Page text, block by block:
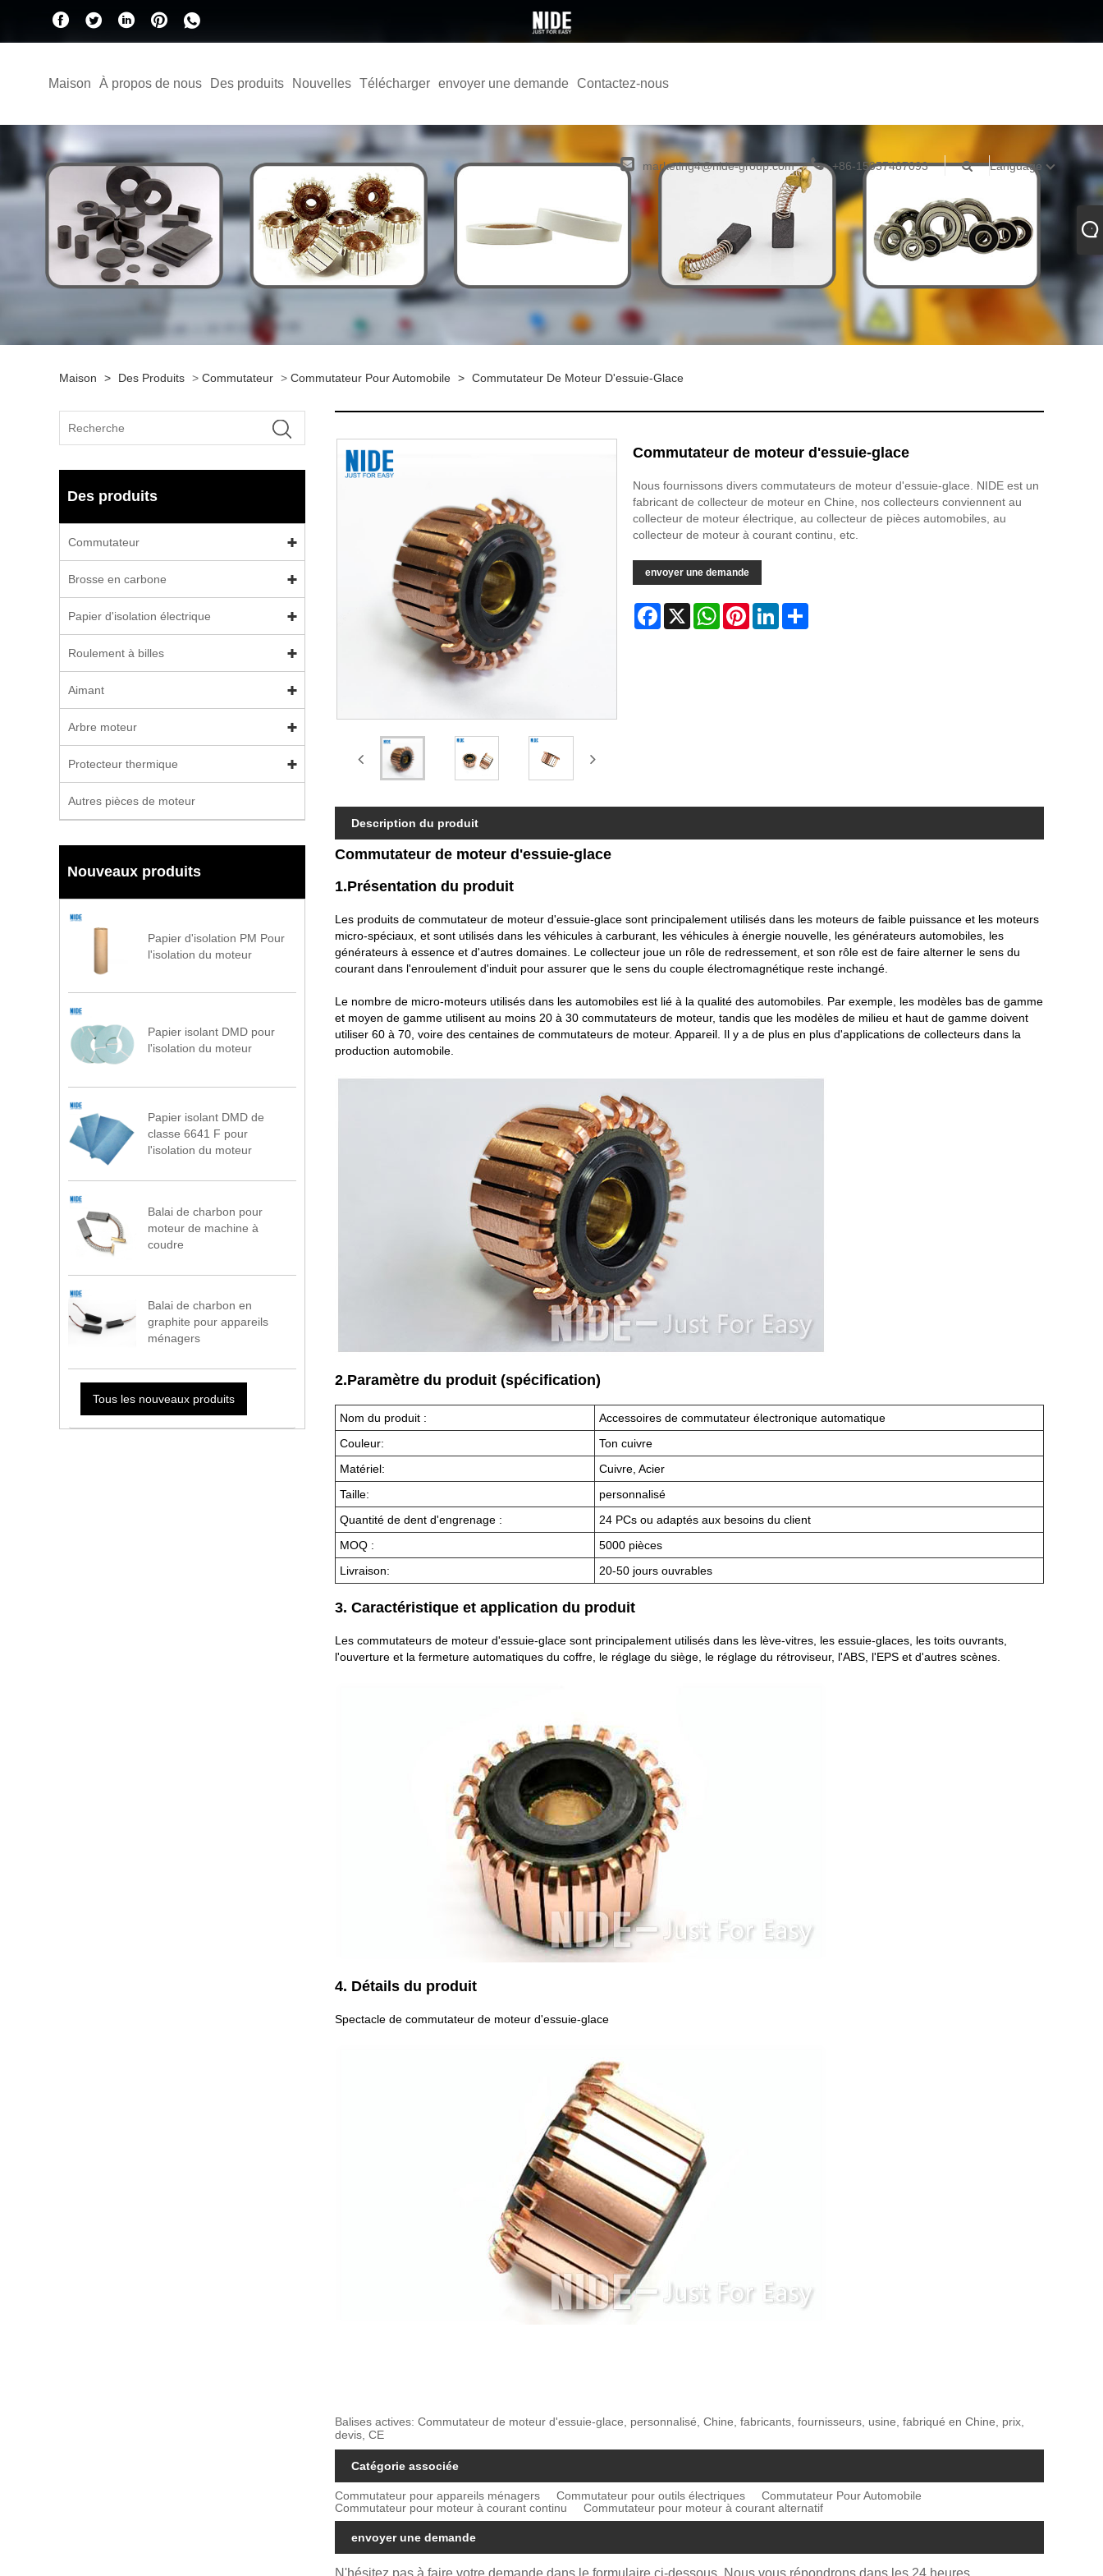
Maison À propos de nous Des produits Nouvelles Télécharger envoyer une demande Contactez-nous
marketing4@nide-group.com +86-15057487093 Language
Maison > Des Produits > Commutateur > Commutateur Pour Automobile > Commutateur De Moteur D'essuie-Glace
Des produits
Commutateur
Brosse en carbone
Papier d'isolation électrique
Roulement à billes
Aimant
Arbre moteur
Protecteur thermique
Autres pièces de moteur
Nouveaux produits
Papier d'isolation PM Pour
l'isolation du moteur
Papier isolant DMD pour
l'isolation du moteur
Papier isolant DMD de
classe 6641 F pour
l'isolation du moteur
Balai de charbon pour
moteur de machine à
coudre
Balai de charbon en
graphite pour appareils
ménagers
Tous les nouveaux produits
Commutateur de moteur d'essuie-glace
Nous fournissons divers commutateurs de moteur d'essuie-glace. NIDE est un
fabricant de collecteur de moteur en Chine, nos collecteurs conviennent au
collecteur de moteur électrique, au collecteur de pièces automobiles, au
collecteur de moteur à courant continu, etc.
envoyer une demande
Facebook
X WhatsAppPinterestLinkedInShare
Description du produit
Commutateur de moteur d'essuie-glace
1.Présentation du produit
Les produits de commutateur de moteur d'essuie-glace sont principalement utilisés dans les moteurs de faible puissance et les moteurs
micro-spéciaux, et sont utilisés dans les véhicules à carburant, les véhicules à énergie nouvelle, les générateurs automobiles, les
générateurs à essence et d'autres domaines. Le collecteur joue un rôle de redressement, et son rôle est de faire alterner le sens du
courant dans l'enroulement d'induit pour assurer que le sens du couple électromagnétique reste inchangé.
Le nombre de micro-moteurs utilisés dans les automobiles est lié à la qualité des automobiles. Par exemple, les modèles bas de gamme
et moyen de gamme utilisent au moins 20 à 30 commutateurs de moteur, tandis que les modèles de milieu et haut de gamme doivent
utiliser 60 à 70, voire des centaines de commutateurs de moteur. Appareil. Il y a de plus en plus d'applications de collecteurs dans la
production automobile.
2.Paramètre du produit (spécification)
Nom du produit :
Accessoires de commutateur électronique automatique
Couleur:
Ton cuivre
Matériel:
Cuivre, Acier
Taille:
personnalisé
Quantité de dent d'engrenage :
24 PCs ou adaptés aux besoins du client
MOQ :
5000 pièces
Livraison:
20-50 jours ouvrables
3. Caractéristique et application du produit
Les commutateurs de moteur d'essuie-glace sont principalement utilisés dans les lève-vitres, les essuie-glaces, les toits ouvrants,
l'ouverture et la fermeture automatiques du coffre, le réglage du siège, le réglage du rétroviseur, l'ABS, l'EPS et d'autres scènes.
4. Détails du produit
Spectacle de commutateur de moteur d'essuie-glace
Balises actives: Commutateur de moteur d'essuie-glace, personnalisé, Chine, fabricants, fournisseurs, usine, fabriqué en Chine, prix,
devis, CE
Catégorie associée
Commutateur pour appareils ménagers Commutateur pour outils électriques
Commutateur Pour Automobile
Commutateur pour moteur à courant continu
Commutateur pour moteur à courant alternatif
envoyer une demande
N'hésitez pas à faire votre demande dans le formulaire ci-dessous. Nous vous répondrons dans les 24 heures.